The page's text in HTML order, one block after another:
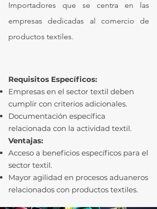
Importadores que se centra en las
empresas dedicadas al comercio de
productos textiles.
Requisitos Específicos:
Empresas en el sector textil deben
cumplir con criterios adicionales.
Documentación específica
relacionada con la actividad textil.
Ventajas:
Acceso a beneficios específicos para el
sector textil.
Mayor agilidad en procesos aduaneros
relacionados con productos textiles.